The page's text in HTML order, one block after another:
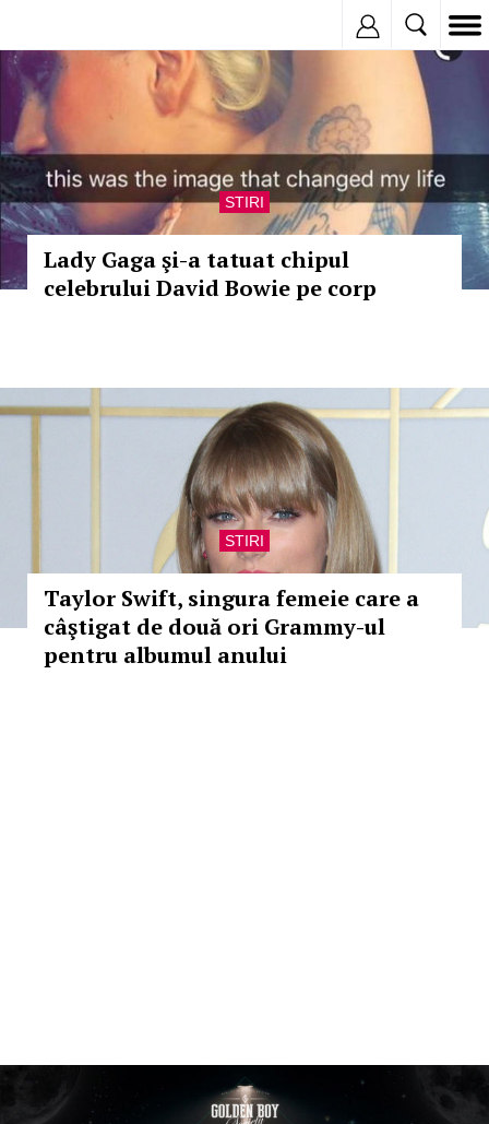
STIRI
Lady Gaga şi-a tatuat chipul
celebrului David Bowie pe corp
STIRI
Taylor Swift, singura femeie care a
câştigat de două ori Grammy-ul
pentru albumul anului